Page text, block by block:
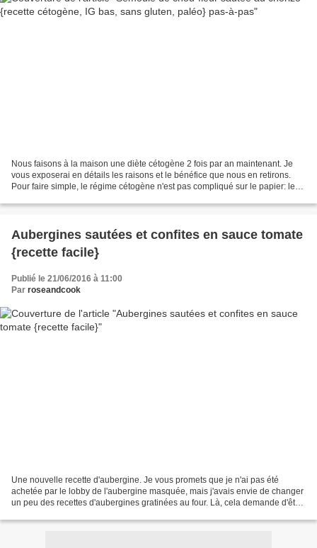
Nous faisons à la maison une diète cétogène 2 fois par an maintenant. Je
vous exposerai en détails les raisons et le bénéfice que nous en retirons.
Pour faire simple, le régime cétogène n'est pas compliqué sur le papier: les
Aubergines sautées et confites en sauce tomate
{recette facile}
Publié le 21/06/2016 à 11:00
Par roseandcook
Une nouvelle recette d'aubergine. Je vous promets que je n'ai pas été
achetée par le lobby de l'aubergine masquée, mais j'avais envie de changer
un peu des recettes d'aubergines gratinées au four. Là, cela demande d'être